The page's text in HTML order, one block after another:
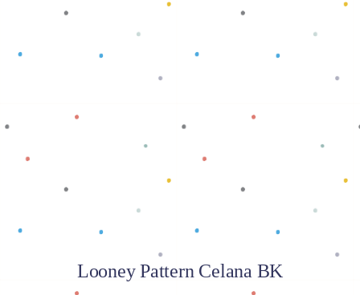
Baca selengkapnya
Looney Pattern Celana BK